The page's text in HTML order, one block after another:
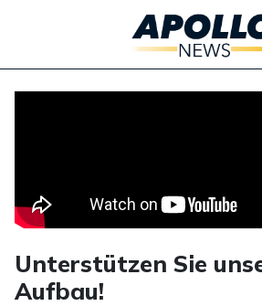
Unterstützen Sie
Aufbau!